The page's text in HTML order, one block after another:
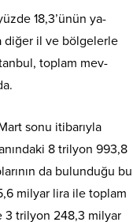
18,3’ünün ya­
diğer il ve bölgelerle
toplam mev­
sonu itibarıyla
8 trilyon 993,8
da bulunduğu bu
milyar lira ile top­lam
3 trilyon 248,3 milyar